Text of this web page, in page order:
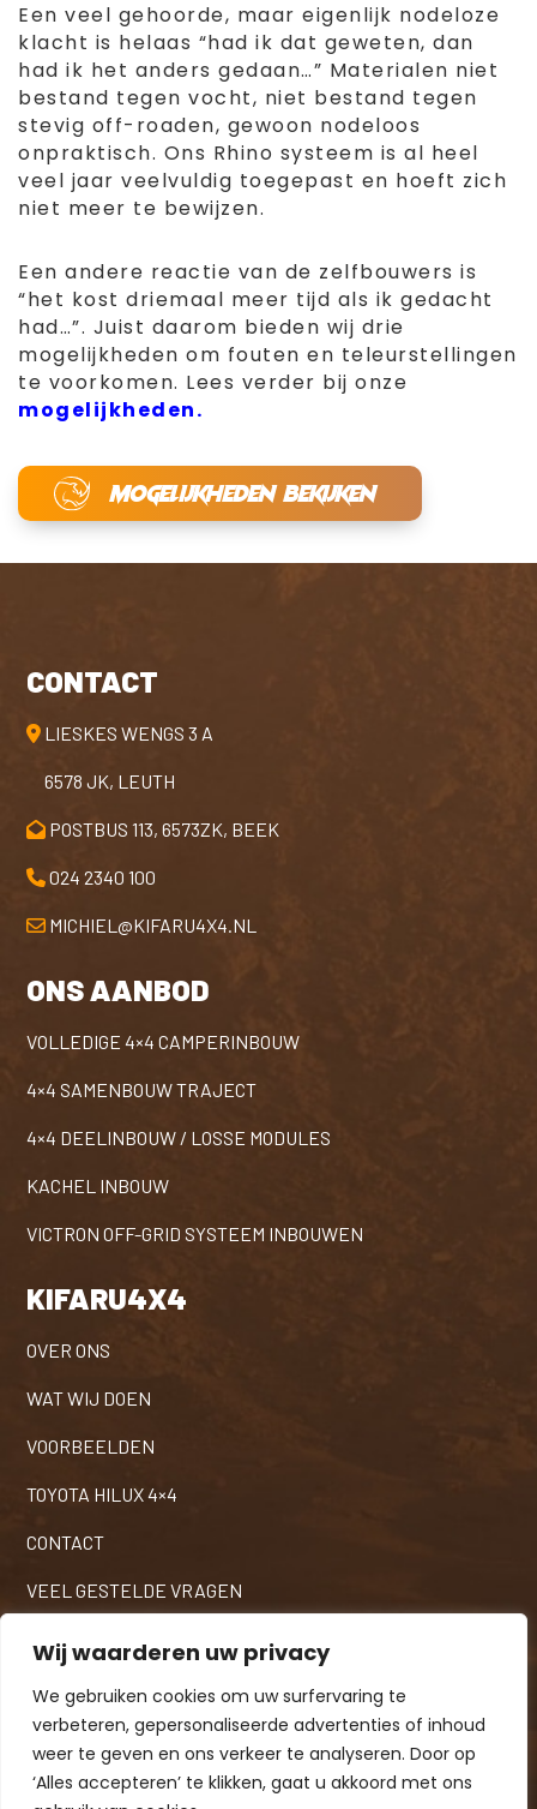
Wij waarderen uw privacy
We gebruiken cookies om uw surfervaring te
verbeteren, gepersonaliseerde advertenties of inhoud
weer te geven en ons verkeer te analyseren. Door op
‘Alles accepteren’ te klikken, gaat u akkoord met ons
Een veel gehoorde, maar eigenlijk nodeloze
klacht is helaas “had ik dat geweten, dan
had ik het anders gedaan…” Materialen niet
bestand tegen vocht, niet bestand tegen
stevig off-roaden, gewoon nodeloos
onpraktisch. Ons Rhino systeem is al heel
veel jaar veelvuldig toegepast en hoeft zich
niet meer te bewijzen.
Een andere reactie van de zelfbouwers is
“het kost driemaal meer tijd als ik gedacht
had…”. Juist daarom bieden wij drie
mogelijkheden om fouten en teleurstellingen
te voorkomen. Lees verder bij onze
mogelijkheden.
MOGELIJKHEDEN BEKIJKEN
CONTACT
LIESKES WENGS 3 A
6578 JK, LEUTH
POSTBUS 113, 6573ZK, BEEK
024 2340 100
MICHIEL@KIFARU4X4.NL
ONS AANBOD
VOLLEDIGE 4×4 CAMPERINBOUW
4×4 SAMENBOUW TRAJECT
4×4 DEELINBOUW / LOSSE MODULES
KACHEL INBOUW
VICTRON OFF-GRID SYSTEEM INBOUWEN
KIFARU4X4
OVER ONS
WAT WIJ DOEN
VOORBEELDEN
TOYOTA HILUX 4×4
CONTACT
VEEL GESTELDE VRAGEN
ONZE AVONTURIERS
KENNIS & TECHNIEK